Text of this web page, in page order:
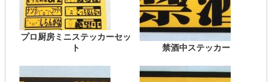
プロ厨房ミニステッカーセッ
ト
禁酒中ステッカー